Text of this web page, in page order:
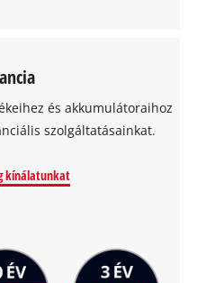
és akkumulátoraihoz
szolgáltatásainkat.
kínálatunkat